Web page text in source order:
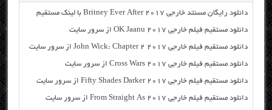
دانلود رایگان مسنتد خارجی Britney Ever After 2017 با لینک مستقیم
دانلود مستقیم فیلم خارجی OK Jaanu 2017 از سرور سایت
دانلود مستقیم فیلم خارجی John Wick: Chapter 2 2017 از سرور سایت
دانلود مستقیم فیلم خارجی Cross Wars 2017 از سرور سایت
دانلود مستقیم فیلم خارجی Fifty Shades Darker 2017 از سرور سایت
دانلود مستقیم فیلم خارجی From Straight As 2017 از سرور سایت